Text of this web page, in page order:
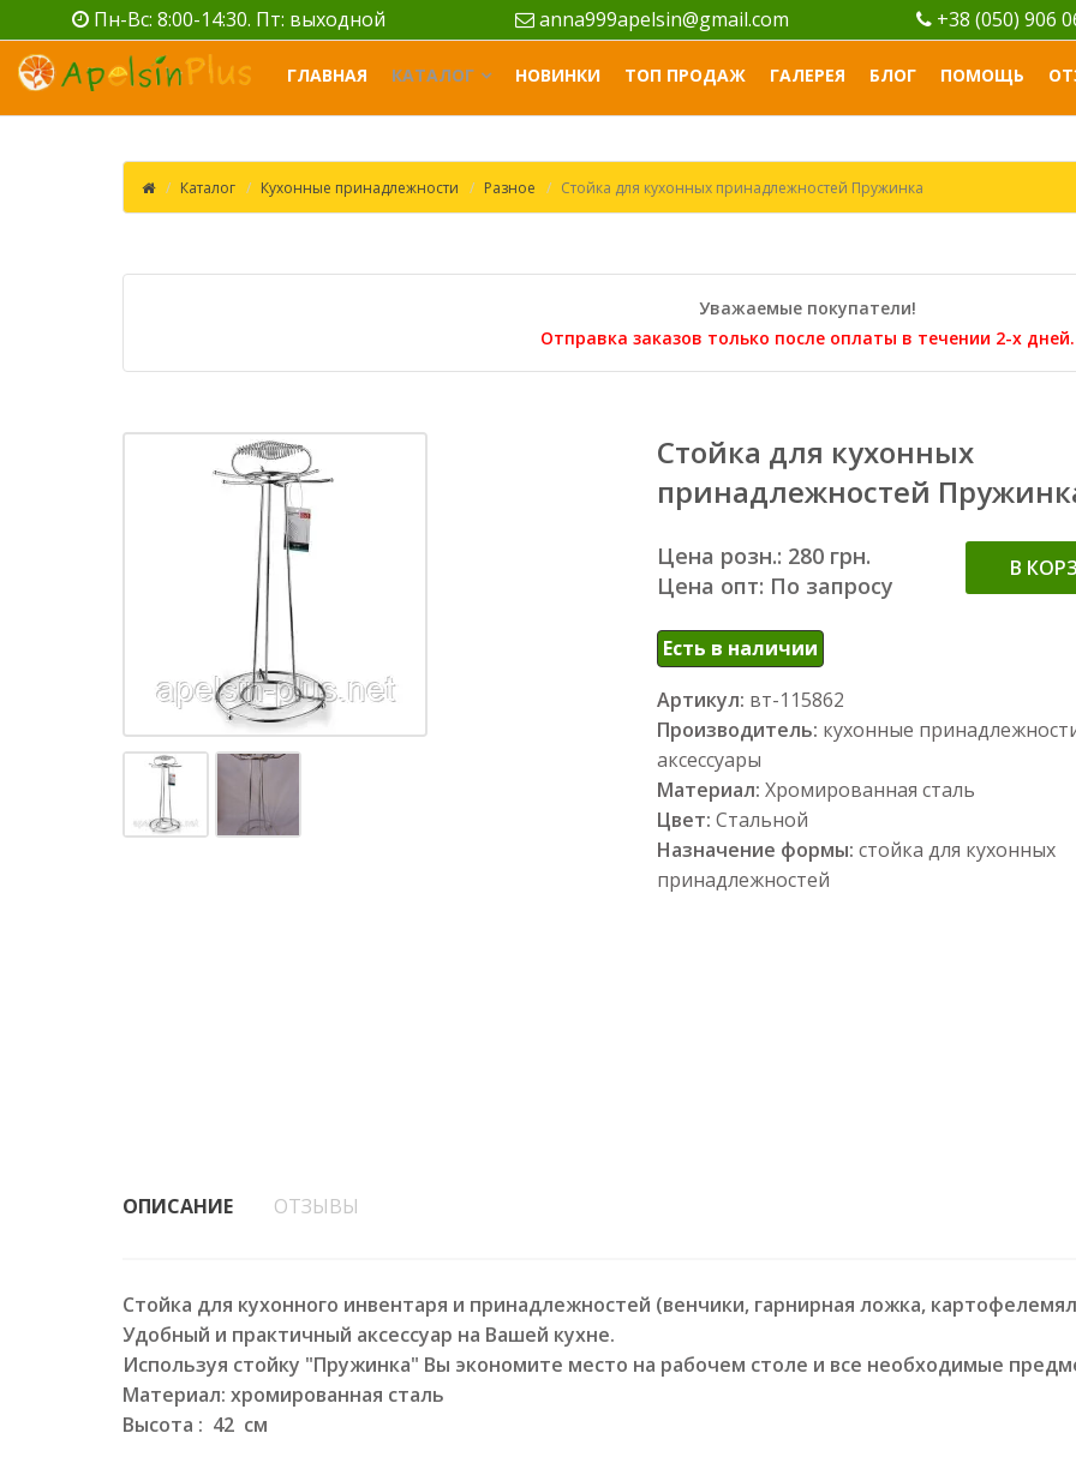
Пн-Вс: 8:00-14:30. Пт: выходной anna999apelsin@gmail.com +38 (050) 906
ГЛАВНАЯ КАТАЛОГ НОВИНКИ ТОП ПРОДАЖ ГАЛЕРЕЯ БЛОГ ПОМОЩЬ
Каталог Кухонные принадлежности Разное Стойка для кухонных принадлежностей Пружинка
Уважаемые покупатели!
Отправка заказов только после оплаты в течении 2-х дней.
Стойка для кухонных
принадлежностей
Цена розн.: 280 грн.
Цена опт: По запросу
В
Есть в наличии
Артикул: вт-115862
Производитель: кухонные
аксессуары
Материал: Хромированная сталь
Цвет: Стальной
Назначение формы: стойка для кухонных
принадлежностей
ОПИСАНИЕ ОТЗЫВЫ
Стойка для кухонного инвентаря и принадлежностей (венчики, гарнирная ложка,
Удобный и практичный аксессуар на Вашей кухне.
Используя стойку "Пружинка" Вы экономите место на рабочем столе и все необходимые
Материал: хромированная сталь
Высота : 42 см